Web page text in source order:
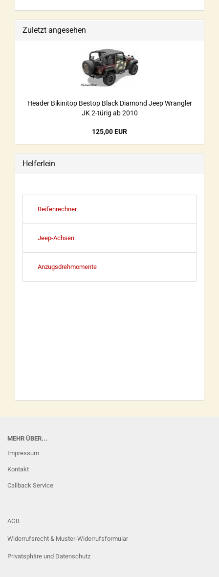
Zuletzt angesehen
Header Bikinitop Bestop Black Diamond Jeep Wrangler
JK 2-türig ab 2010
125,00 EUR
Helferlein
Reifenrechner
Jeep-Achsen
Anzugsdrehmomente
MEHR ÜBER...
Impressum
Kontakt
Callback Service
AGB
Widerrufsrecht & Muster-Widerrufsformular
Privatsphäre und Datenschutz